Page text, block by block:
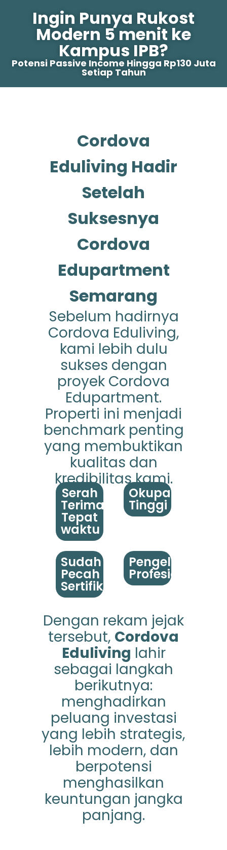
Ingin Punya Rukost
Modern 5 menit ke
Kampus IPB?
Potensi Passive Income Hingga Rp130 Juta
Setiap Tahun
Cordova
Eduliving Hadir
Setelah
Suksesnya
Cordova
Edupartment
Semarang
Sebelum hadirnya
Cordova Eduliving,
kami lebih dulu
sukses dengan
proyek Cordova
Edupartment.
Properti ini menjadi
benchmark penting
yang membuktikan
kualitas dan
kredibilitas kami.
Serah
Terima
Tepat
waktu
Okupansi
Tinggi
Sudah
Pecah
Sertifikat
Pengelolaan
Profesional
Dengan rekam jejak
tersebut, Cordova
Eduliving lahir
sebagai langkah
berikutnya:
menghadirkan
peluang investasi
yang lebih strategis,
lebih modern, dan
berpotensi
menghasilkan
keuntungan jangka
panjang.